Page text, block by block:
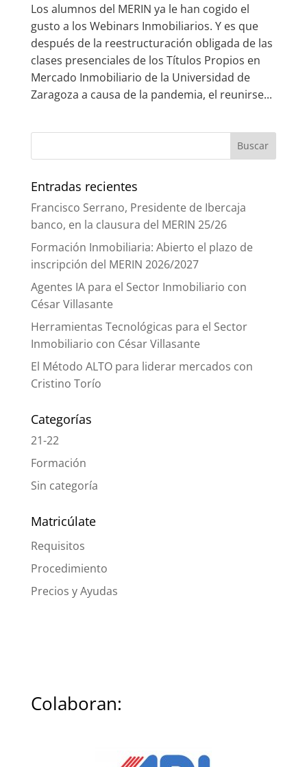
Los alumnos del MERIN ya le han cogido el
gusto a los Webinars Inmobiliarios. Y es que
después de la reestructuración obligada de las
clases presenciales de los Títulos Propios en
Mercado Inmobiliario de la Universidad de
Zaragoza a causa de la pandemia, el reunirse...
Entradas recientes
Francisco Serrano, Presidente de Ibercaja
banco, en la clausura del MERIN 25/26
Formación Inmobiliaria: Abierto el plazo de
inscripción del MERIN 2026/2027
Agentes IA para el Sector Inmobiliario con
César Villasante
Herramientas Tecnológicas para el Sector
Inmobiliario con César Villasante
El Método ALTO para liderar mercados con
Cristino Torío
Categorías
21-22
Formación
Sin categoría
Matricúlate
Requisitos
Procedimiento
Precios y Ayudas
Colaboran: